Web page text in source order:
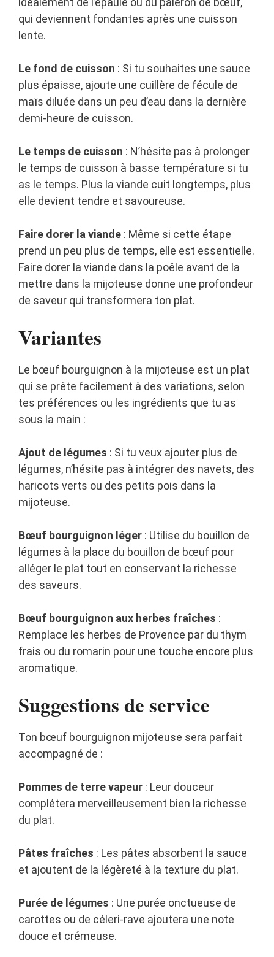
qui deviennent fondantes après une cuisson
lente.
Le fond de cuisson : Si tu souhaites une sauce
plus épaisse, ajoute une cuillère de fécule de
maïs diluée dans un peu d’eau dans la dernière
demi-heure de cuisson.
Le temps de cuisson : N’hésite pas à prolonger
le temps de cuisson à basse température si tu
as le temps. Plus la viande cuit longtemps, plus
elle devient tendre et savoureuse.
Faire dorer la viande : Même si cette étape
prend un peu plus de temps, elle est essentielle.
Faire dorer la viande dans la poêle avant de la
mettre dans la mijoteuse donne une profondeur
de saveur qui transformera ton plat.
Variantes
Le bœuf bourguignon à la mijoteuse est un plat
qui se prête facilement à des variations, selon
tes préférences ou les ingrédients que tu as
sous la main :
Ajout de légumes : Si tu veux ajouter plus de
légumes, n’hésite pas à intégrer des navets, des
haricots verts ou des petits pois dans la
mijoteuse.
Bœuf bourguignon léger : Utilise du bouillon de
légumes à la place du bouillon de bœuf pour
alléger le plat tout en conservant la richesse
des saveurs.
Bœuf bourguignon aux herbes fraîches :
Remplace les herbes de Provence par du thym
frais ou du romarin pour une touche encore plus
aromatique.
Suggestions de service
Ton bœuf bourguignon mijoteuse sera parfait
accompagné de :
Pommes de terre vapeur : Leur douceur
complétera merveilleusement bien la richesse
du plat.
Pâtes fraîches : Les pâtes absorbent la sauce
et ajoutent de la légèreté à la texture du plat.
Purée de légumes : Une purée onctueuse de
carottes ou de céleri-rave ajoutera une note
douce et crémeuse.